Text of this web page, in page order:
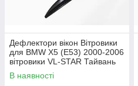
Дефлектори вікон Вітровики
для BMW X5 (E53) 2000-2006
вітровики VL-STAR Тайвань
В наявності